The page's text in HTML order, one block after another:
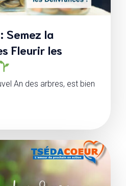
Semez la
Fleurir les
An des arbres, est bien